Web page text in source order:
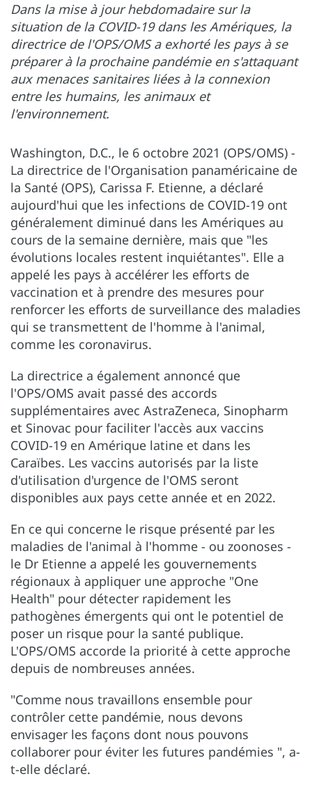
Dans la mise à jour hebdomadaire sur la
situation de la COVID-19 dans les Amériques, la
directrice de l'OPS/OMS a exhorté les pays à se
préparer à la prochaine pandémie en s'attaquant
aux menaces sanitaires liées à la connexion
entre les humains, les animaux et
l'environnement.
Washington, D.C., le 6 octobre 2021 (OPS/OMS) -
La directrice de l'Organisation panaméricaine de
la Santé (OPS), Carissa F. Etienne, a déclaré
aujourd'hui que les infections de COVID-19 ont
généralement diminué dans les Amériques au
cours de la semaine dernière, mais que "les
évolutions locales restent inquiétantes". Elle a
appelé les pays à accélérer les efforts de
vaccination et à prendre des mesures pour
renforcer les efforts de surveillance des maladies
qui se transmettent de l'homme à l'animal,
comme les coronavirus.
La directrice a également annoncé que
l'OPS/OMS avait passé des accords
supplémentaires avec AstraZeneca, Sinopharm
et Sinovac pour faciliter l'accès aux vaccins
COVID-19 en Amérique latine et dans les
Caraïbes. Les vaccins autorisés par la liste
d'utilisation d'urgence de l'OMS seront
disponibles aux pays cette année et en 2022.
En ce qui concerne le risque présenté par les
maladies de l'animal à l'homme - ou zoonoses -
le Dr Etienne a appelé les gouvernements
régionaux à appliquer une approche "One
Health" pour détecter rapidement les
pathogènes émergents qui ont le potentiel de
poser un risque pour la santé publique.
L'OPS/OMS accorde la priorité à cette approche
depuis de nombreuses années.
"Comme nous travaillons ensemble pour
contrôler cette pandémie, nous devons
envisager les façons dont nous pouvons
collaborer pour éviter les futures pandémies ", a-
t-elle déclaré.